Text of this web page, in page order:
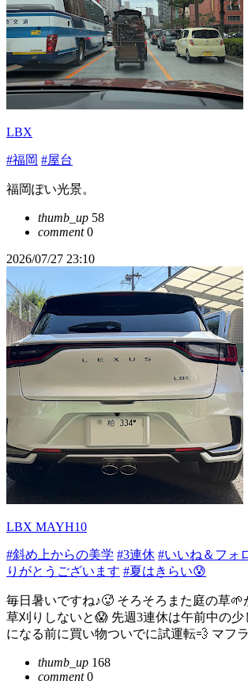
LBX
#福岡 #屋台
福岡ぽい光景。
thumb_up 58
comment0
2026/07/27 23:10
LBX MAYH10
#斜め上からの美学 #3連休 #いいね＆フォ
りがとうございます #夏はきらい😰
毎日暑いですね♪🥵 そろそろまた庭の草🌱
草刈りしないと😱 先週3連休は午前中の少
になる前に買い物ついでに試運転💨 マフ
thumb_up 168
comment0